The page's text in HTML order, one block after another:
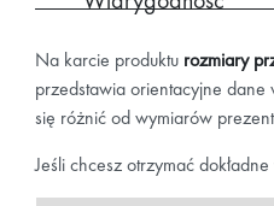
Na karcie produktu rozmiary
przedstawia orientacyjne
się różnić od wymiarów
Jeśli chcesz otrzymać